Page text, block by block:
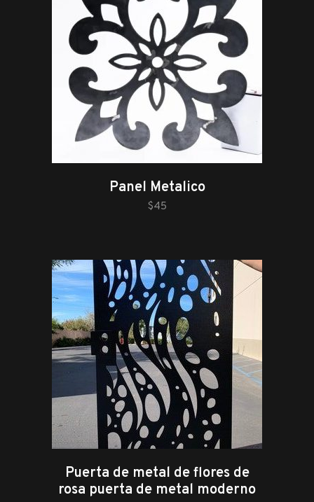
Panel Metalico
$45
añadir al carrito
Puerta de metal de flores de
rosa puerta de metal moderno
leer más